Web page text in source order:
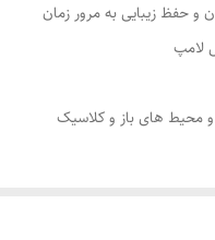
و حفظ زیبایی به مرور زمان
لامپ
و محیط های باز و کلاسیک